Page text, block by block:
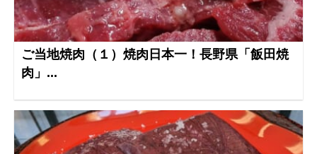
ご当地焼肉（１）焼肉日本一！長野県「飯田焼
肉」...